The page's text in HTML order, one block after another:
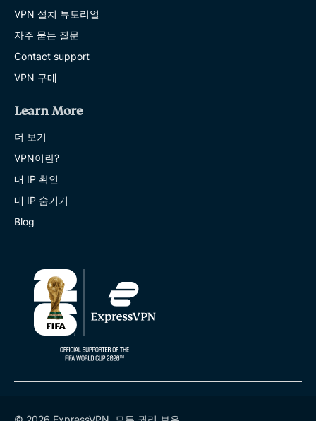
VPN 설치 튜토리얼
자주 묻는 질문
Contact support
VPN 구매
Learn More
더 보기
VPN이란?
내 IP 확인
내 IP 숨기기
Blog